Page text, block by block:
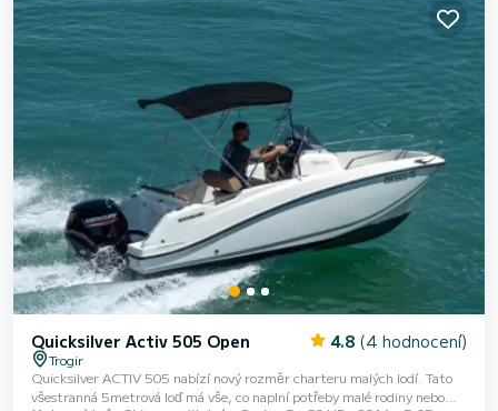
Quicksilver Activ 505 Open 4.8 (4 hodnocení)
Trogir
Quicksilver ACTIV 505 nabízí nový rozměr charteru malých lodí. Tato
všestranná 5metrová loď má vše, co naplní potřeby malé rodiny nebo